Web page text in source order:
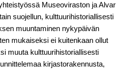
Museoviraston ja Alvar
suojellun, kulttuurihistoriallisesti
muuntaminen nykypäivän
mukaiseksi ei kuitenkaan ollut
muuta kulttuurihistoriallisesti
kirjastorakennusta,